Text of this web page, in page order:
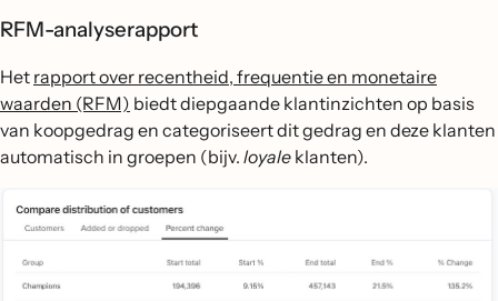
RFM-analyserapport
Het rapport over recentheid, frequentie en monetaire
waarden (RFM) biedt diepgaande klantinzichten op basis
van koopgedrag en categoriseert dit gedrag en deze klanten
automatisch in groepen (bijv. loyale klanten).